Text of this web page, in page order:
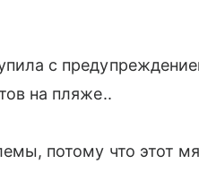
с
на пляже..
потому что этот